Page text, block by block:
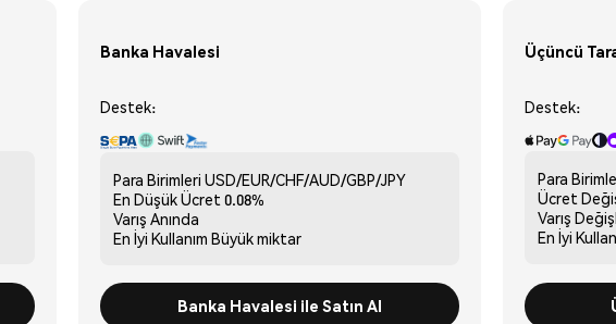
Banka Havalesi
Destek:
Para Birimleri USD/EUR/CHF/AUD/GBP/JPY
En Düşük Ücret 0.08%
Varış Anında
En İyi Kullanım Büyük miktar
Banka Havalesi ile Satın Al
Üçüncü
Destek:
Para
Ücret
Varış
En İyi